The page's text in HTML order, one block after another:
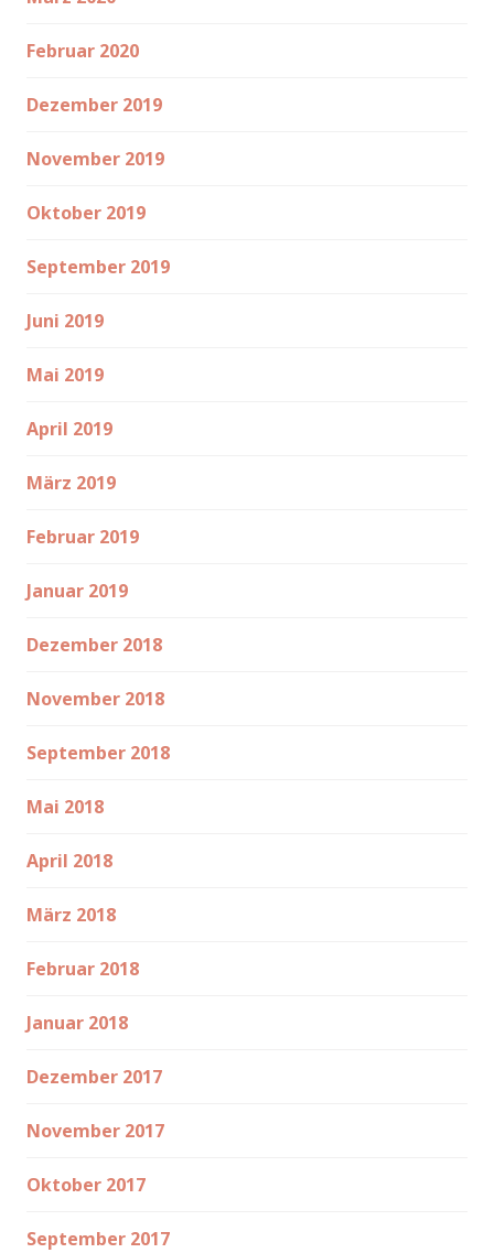
Februar 2020
Dezember 2019
November 2019
Oktober 2019
September 2019
Juni 2019
Mai 2019
April 2019
März 2019
Februar 2019
Januar 2019
Dezember 2018
November 2018
September 2018
Mai 2018
April 2018
März 2018
Februar 2018
Januar 2018
Dezember 2017
November 2017
Oktober 2017
September 2017